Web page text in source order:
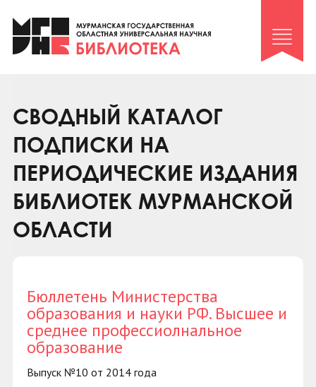
Клуб «Гиря и сельдерей»
Клуб «Семейный архив»
Коллегам
Контакты
СВОДНЫЙ КАТАЛОГ
ПОДПИСКИ НА
ПЕРИОДИЧЕСКИЕ ИЗДАНИЯ
БИБЛИОТЕК МУРМАНСКОЙ
ОБЛАСТИ
Бюллетень Министерства
образования и науки РФ. Высшее и
среднее профессиолнальное
образование
Выпуск №10 от 2014 года